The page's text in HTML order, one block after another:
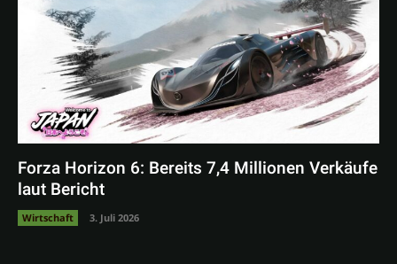
Forza Horizon 6: Bereits 7,4 Millionen Verkäufe
laut Bericht
Wirtschaft 3. Juli 2026